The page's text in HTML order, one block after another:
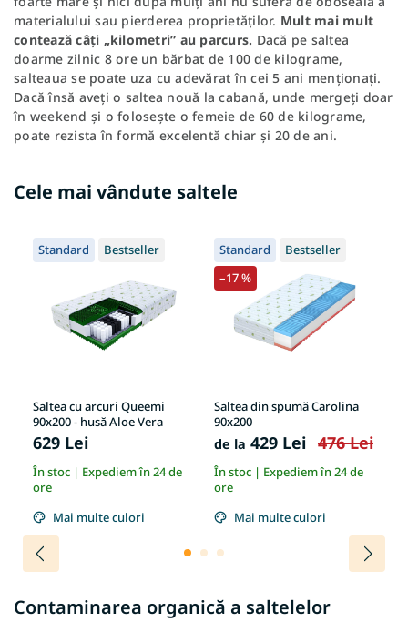
materialului sau pierderea proprietăților. Mult mai mult
contează câți „kilometri” au parcurs. Dacă pe saltea
doarme zilnic 8 ore un bărbat de 100 de kilograme,
salteaua se poate uza cu adevărat în cei 5 ani menționați.
Dacă însă aveți o saltea nouă la cabană, unde mergeți doar
în weekend și o folosește o femeie de 60 de kilograme,
poate rezista în formă excelentă chiar și 20 de ani.
Cele mai vândute saltele
Standard Bestseller
Saltea cu arcuri Queemi
90x200 - husă Aloe Vera
629 Lei
În stoc | Expediem în 24 de
ore
Mai multe culori
Standard
Bestseller
–17 %
Saltea din spumă Carolina
90x200
de la 429 Lei 476 Lei
În stoc | Expediem în 24 de
ore
Mai multe culori
Contaminarea organică a saltelelor